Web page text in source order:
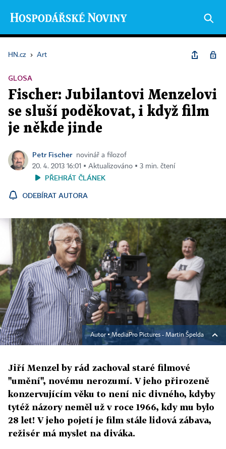
HN.cz › Art
GLOSA
Fischer: Jubilantovi Menzelovi
se sluší poděkovat, i když film
je někde jinde
Petr Fischer
novinář a filozof
20. 4. 2013 16:01 ▪ Aktualizováno ▪ 3 min. čtení
PŘEHRÁT ČLÁNEK
ODEBÍRAT AUTORA
Autor ▪ MediaPro Pictures - Martin Špelda
Jiří Menzel by rád zachoval staré filmové
"umění", novému nerozumí. V jeho přirozeně
konzervujícím věku to není nic divného, kdyby
tytéž názory neměl už v roce 1966, kdy mu bylo
28 let! V jeho pojetí je film stále lidová zábava,
režisér má myslet na diváka.